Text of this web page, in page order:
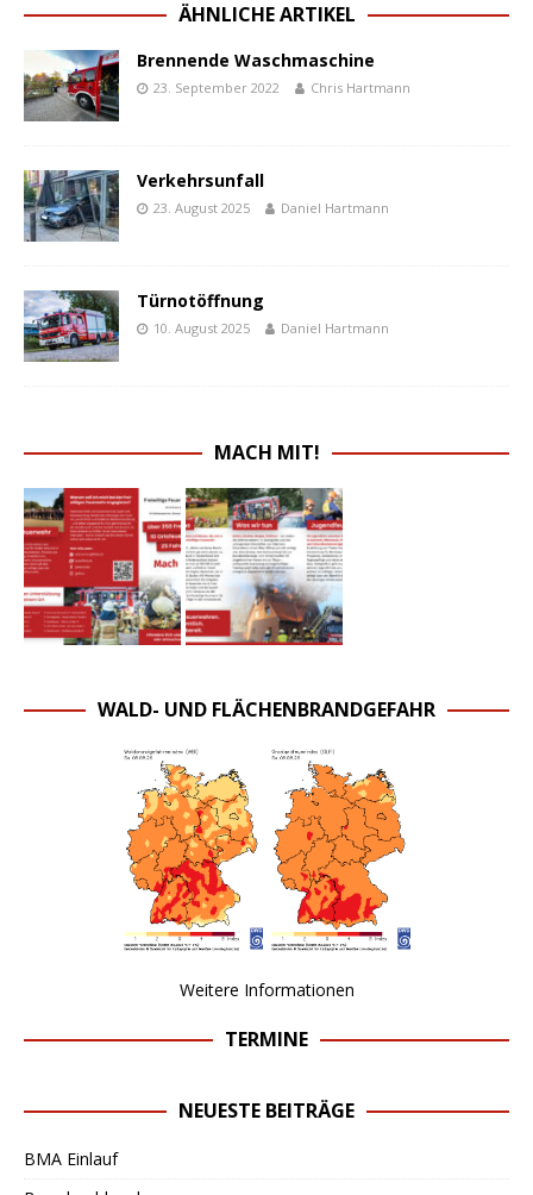
ÄHNLICHE ARTIKEL
Brennende Waschmaschine
23. September 2022 Chris Hartmann
Verkehrsunfall
23. August 2025 Daniel Hartmann
Türnotöffnung
10. August 2025 Daniel Hartmann
MACH MIT!
WALD- UND FLÄCHENBRANDGEFAHR
Weitere Informationen
TERMINE
NEUESTE BEITRÄGE
BMA Einlauf